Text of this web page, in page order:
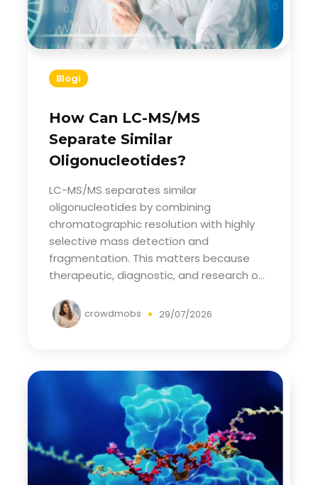
Blogi
How Can LC-MS/MS
Separate Similar
Oligonucleotides?
LC-MS/MS separates similar
oligonucleotides by combining
chromatographic resolution with highly
selective mass detection and
fragmentation. This matters because
therapeutic, diagnostic, and research o...
crowdmobs 29/07/2026